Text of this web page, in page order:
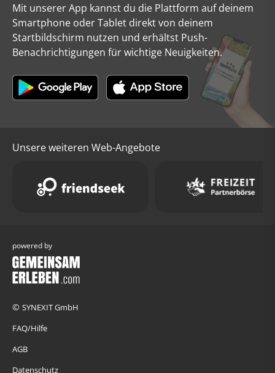
Mit unserer App kannst du die Plattform auf deinem
Smartphone oder Tablet direkt von deinem
Startbildschirm nutzen und erhältst Push-
Benachrichtigungen für wichtige Neuigkeiten.
Unsere weiteren Web-Angebote
powered by
© SYNEXIT GmbH
FAQ/Hilfe
AGB
Datenschutz